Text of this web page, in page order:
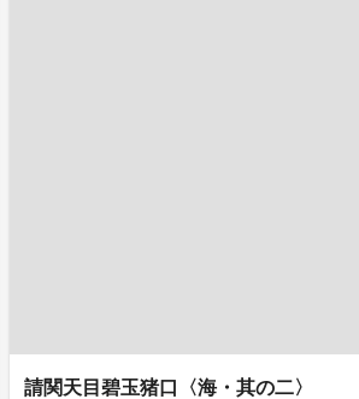
請関天目碧玉猪口〈海・其の二〉